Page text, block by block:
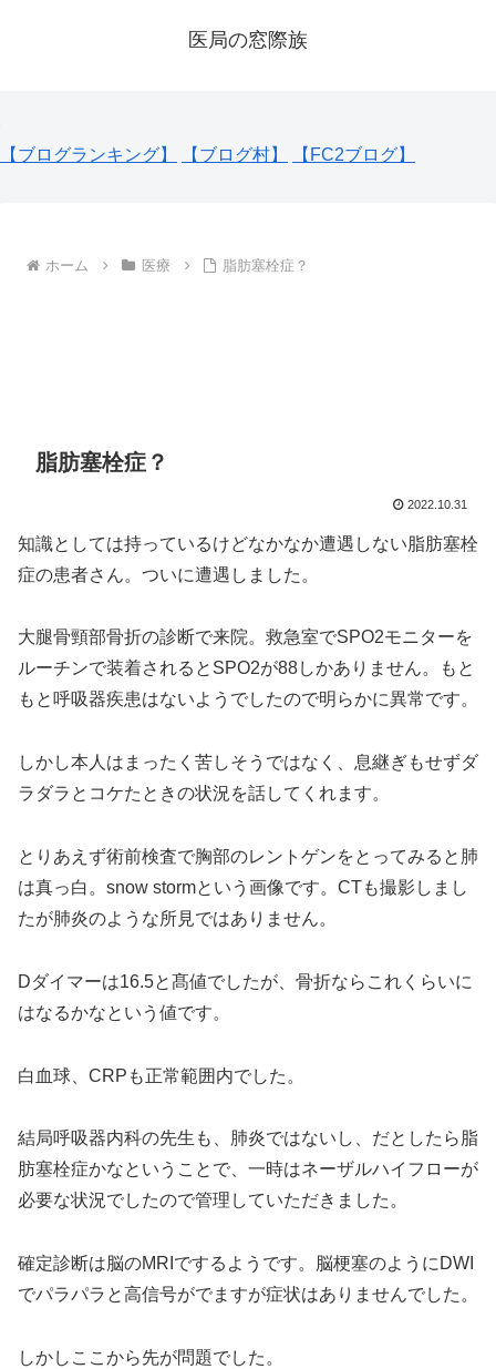
医局の窓際族
【ブログランキング】 【ブログ村】 【FC2ブログ】
ホーム 医療 脂肪塞栓症？
脂肪塞栓症？
2022.10.31
知識としては持っているけどなかなか遭遇しない脂肪塞栓
症の患者さん。ついに遭遇しました。
大腿骨頸部骨折の診断で来院。救急室でSPO2モニターを
ルーチンで装着されるとSPO2が88しかありません。もと
もと呼吸器疾患はないようでしたので明らかに異常です。
しかし本人はまったく苦しそうではなく、息継ぎもせずダ
ラダラとコケたときの状況を話してくれます。
とりあえず術前検査で胸部のレントゲンをとってみると肺
は真っ白。snow stormという画像です。CTも撮影しまし
たが肺炎のような所見ではありません。
Dダイマーは16.5と髙値でしたが、骨折ならこれくらいに
はなるかなという値です。
白血球、CRPも正常範囲内でした。
結局呼吸器内科の先生も、肺炎ではないし、だとしたら脂
肪塞栓症かなということで、一時はネーザルハイフローが
必要な状況でしたので管理していただきました。
確定診断は脳のMRIでするようです。脳梗塞のようにDWI
でパラパラと高信号がでますが症状はありませんでした。
しかしここから先が問題でした。